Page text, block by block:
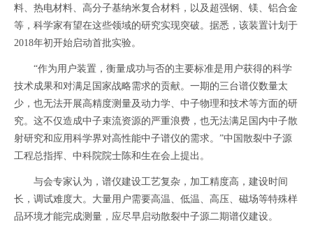
料、热电材料、高分子基纳米复合材料，以及超强钢、镁、铝合金
等，科学家有望在这些领域的研究实现突破。据悉，该装置计划于
2018年初开始启动首批实验。
“作为用户装置，衡量成功与否的主要标准是用户获得的科学
技术成果和对满足国家战略需求的贡献。一期的三台谱仪数量太
少，也无法开展高精度测量及动力学、中子物理和技术等方面的研
究。这不仅造成中子束流资源的严重浪费，也无法满足国内中子散
射研究和应用科学界对高性能中子谱仪的需求。”中国散裂中子源
工程总指挥、中科院院士陈和生在会上提出。
与会专家认为，谱仪建设工艺复杂，加工精度高，建设时间
长，调试难度大。大量用户需要高温、低温、高压、磁场等特殊样
品环境才能完成测量，应尽早启动散裂中子源二期谱仪建设。